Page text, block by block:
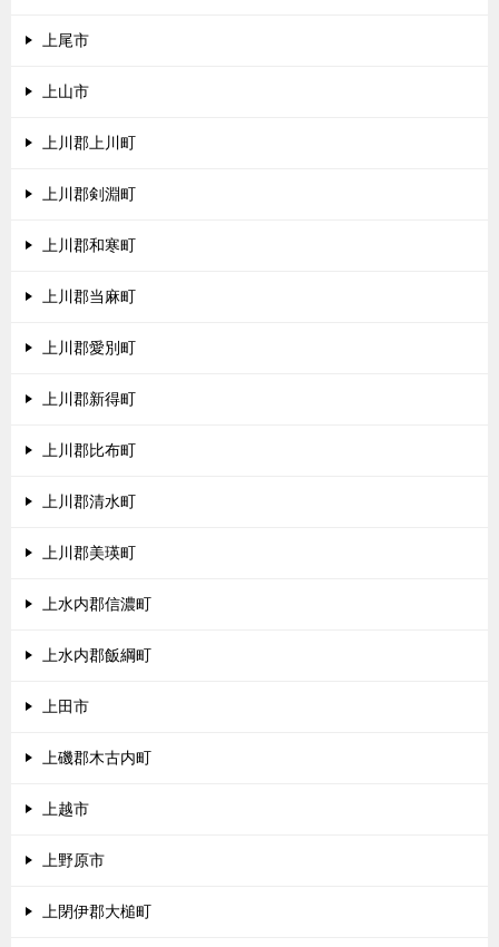
上尾市
上山市
上川郡上川町
上川郡剣淵町
上川郡和寒町
上川郡当麻町
上川郡愛別町
上川郡新得町
上川郡比布町
上川郡清水町
上川郡美瑛町
上水内郡信濃町
上水内郡飯綱町
上田市
上磯郡木古内町
上越市
上野原市
上閉伊郡大槌町